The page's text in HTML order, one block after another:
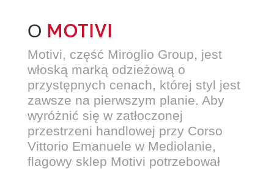
O MOTIVI
Motivi, część Miroglio Group, jest
włoską marką odzieżową o
przystępnych cenach, której styl jest
zawsze na pierwszym planie. Aby
wyróżnić się w zatłoczonej
przestrzeni handlowej przy Corso
Vittorio Emanuele w Mediolanie,
flagowy sklep Motivi potrzebował